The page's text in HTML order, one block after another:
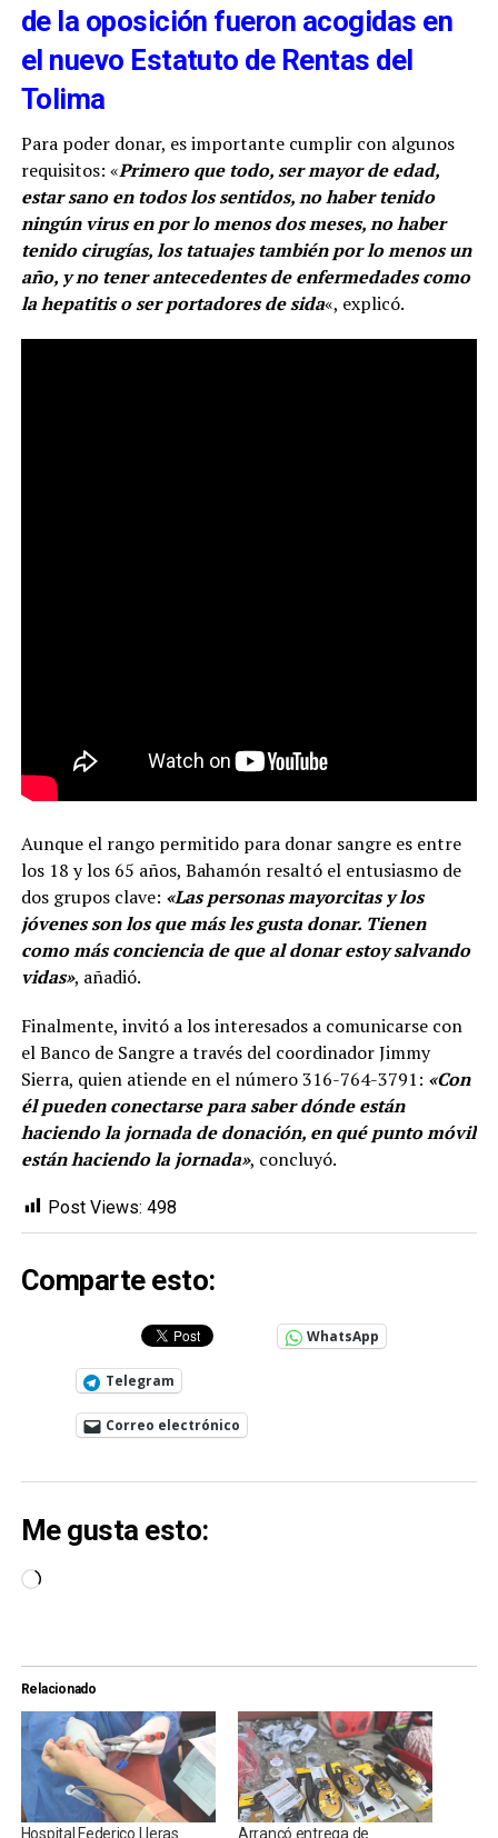
de la oposición fueron acogidas en
el nuevo Estatuto de Rentas del
Tolima
Para poder donar, es importante cumplir con algunos
requisitos: «Primero que todo, ser mayor de edad,
estar sano en todos los sentidos, no haber tenido
ningún virus en por lo menos dos meses, no haber
tenido cirugías, los tatuajes también por lo menos un
año, y no tener antecedentes de enfermedades como
la hepatitis o ser portadores de sida«, explicó.
Aunque el rango permitido para donar sangre es entre
los 18 y los 65 años, Bahamón resaltó el entusiasmo de
dos grupos clave: «Las personas mayorcitas y los
jóvenes son los que más les gusta donar. Tienen
como más conciencia de que al donar estoy salvando
vidas», añadió.
Finalmente, invitó a los interesados a comunicarse con
el Banco de Sangre a través del coordinador Jimmy
Sierra, quien atiende en el número 316-764-3791: «Con
él pueden conectarse para saber dónde están
haciendo la jornada de donación, en qué punto móvil
están haciendo la jornada», concluyó.
Post Views: 498
Comparte esto:
WhatsApp
Telegram
Correo electrónico
Me gusta esto:
Cargando...
Relacionado
Hospital Federico Lleras Arrancó entrega de